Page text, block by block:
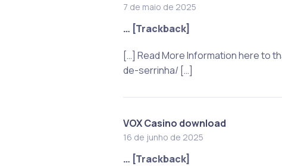
7 de maio de 2025
… [Trackback]
[…] Read More Information here to
de-serrinha/ […]
VOX Casino download
16 de junho de 2025
… [Trackback]